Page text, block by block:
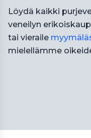
Löydä kaikki
veneilyn
tai vieraile
mielellämme